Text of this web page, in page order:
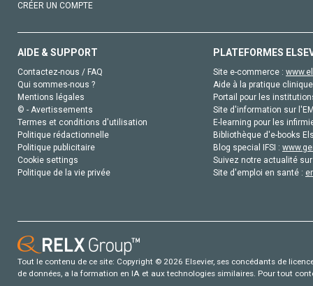
CRÉER UN COMPTE
AIDE & SUPPORT
Contactez-nous / FAQ
Qui sommes-nous ?
Mentions légales
© - Avertissements
Termes et conditions d'utilisation
Politique rédactionnelle
Politique publicitaire
Cookie settings
Politique de la vie privée
PLATEFORMES
Site e-commerce :
Aide à la pratique
Portail pour les
Site d'information sur
E-learning pour les
Bibliothèque d'e-books
Blog special IFSI :
Suivez notre actualité
Site d'emploi en santé :
Tout le contenu de ce site: Copyright © 2026 Elsevier, ses concédants de
de données, a la formation en IA et aux technologies similaires. Pour tout